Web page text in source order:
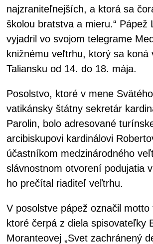
najzraniteľnejších, a ktorá sa
školou bratstva a mieru.“ Pápež
vyjadril vo svojom telegrame
knižnému veľtrhu, ktorý sa koná
Taliansku od 14. do 18. mája.
Posolstvo, ktoré v mene
vatikánsky štátny sekretár
Parolin, bolo adresované
arcibiskupovi kardinálovi
účastníkom medzinárodného
slávnostnom otvorení podujatia
ho prečítal riaditeľ veľtrhu.
V posolstve pápež označil
ktoré čerpá z diela spisovateľky
Moranteovej „Svet zachránený